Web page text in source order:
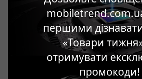
першими
«Товари
отримувати
промокоди!